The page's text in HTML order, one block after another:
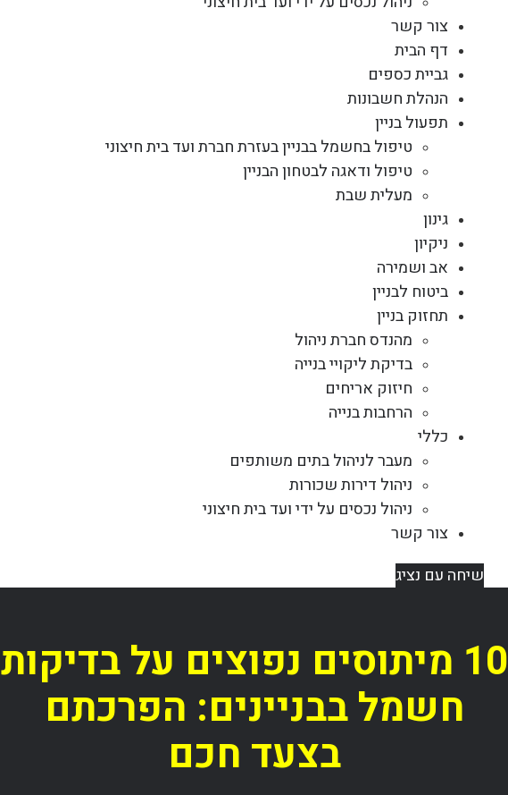
צור קשר
דף הבית
גביית כספים
הנהלת חשבונות
תפעול בניין
טיפול בחשמל בבניין בעזרת חברת ועד בית חיצוני
טיפול ודאגה לבטחון הבניין
מעלית שבת
גינון
ניקיון
אב ושמירה
ביטוח לבניין
תחזוק בניין
מהנדס חברת ניהול
בדיקת ליקויי בנייה
חיזוק אריחים
הרחבות בנייה
כללי
מעבר לניהול בתים משותפים
ניהול דירות שכורות
ניהול נכסים על ידי ועד בית חיצוני
צור קשר
שיחה עם נציג
10 מיתוסים נפוצים על בדיקות
חשמל בבניינים: הפרכתם
בצעד חכם